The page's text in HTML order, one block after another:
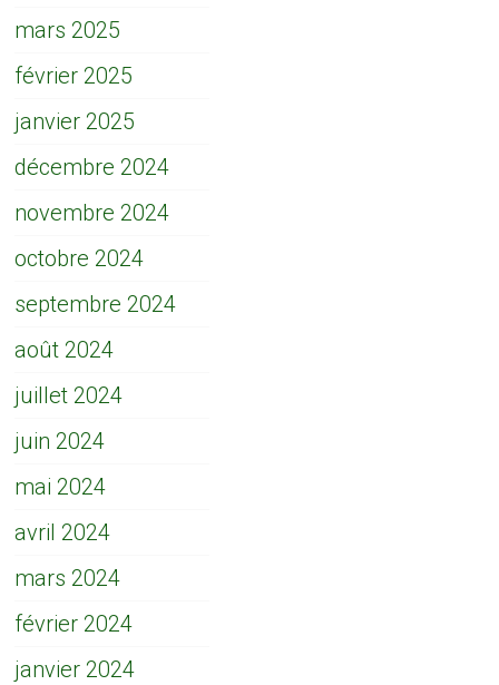
mars 2025
février 2025
janvier 2025
décembre 2024
novembre 2024
octobre 2024
septembre 2024
août 2024
juillet 2024
juin 2024
mai 2024
avril 2024
mars 2024
février 2024
janvier 2024